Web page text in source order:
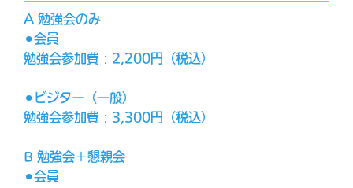
A 勉強会のみ
⚫︎会員
勉強会参加費：2,200円（税込）
⚫︎ビジター（一般）
勉強会参加費：3,300円（税込）
B 勉強会＋懇親会
⚫︎会員